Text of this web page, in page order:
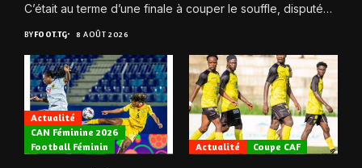
C’était au terme d’une finale à couper le souffle, disputée
BYFOOT.TG 8 AOÛT 2026
Actualité
CAN Féminine 2026
Football Féminin
Actualité Coupe CAF